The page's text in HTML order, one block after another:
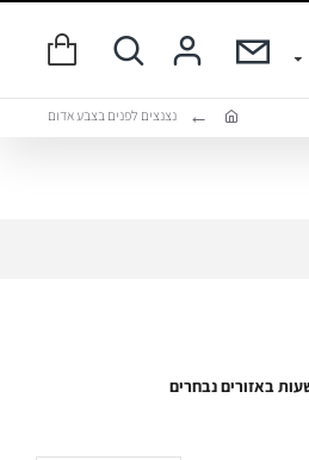
נצנצים לפנים בצבע אדום